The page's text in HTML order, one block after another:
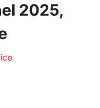
2025,